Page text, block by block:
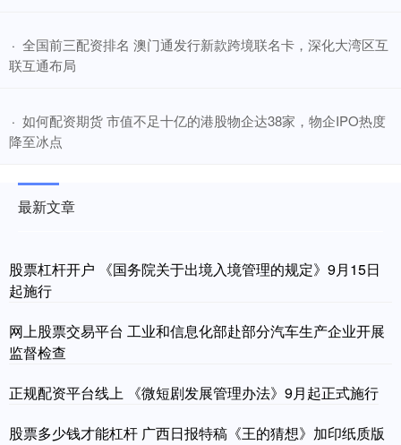
· ​全国前三配资排名 澳门通发行新款跨境联名卡，深化大湾区互
联互通布局
· ​如何配资期货 市值不足十亿的港股物企达38家，物企IPO热度
降至冰点
最新文章
股票杠杆开户 《国务院关于出境入境管理的规定》9月15日
起施行
网上股票交易平台 工业和信息化部赴部分汽车生产企业开展
监督检查
正规配资平台线上 《微短剧发展管理办法》9月起正式施行
股票多少钱才能杠杆 广西日报特稿《王的猜想》加印纸质版